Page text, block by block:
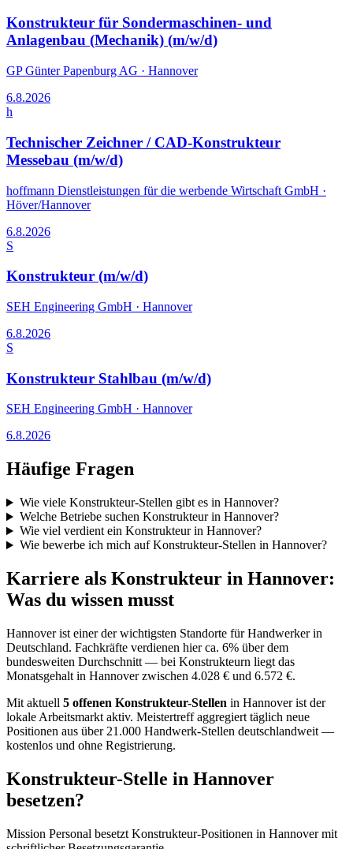
Konstrukteur für Sondermaschinen- und
Anlagenbau (Mechanik) (m/w/d)
GP Günter Papenburg AG · Hannover
6.8.2026
h
Technischer Zeichner / CAD-Konstrukteur
Messebau (m/w/d)
hoffmann Dienstleistungen für die werbende Wirtschaft GmbH ·
Höver/Hannover
6.8.2026
S
Konstrukteur (m/w/d)
SEH Engineering GmbH · Hannover
6.8.2026
S
Konstrukteur Stahlbau (m/w/d)
SEH Engineering GmbH · Hannover
6.8.2026
Häufige Fragen
Wie viele Konstrukteur-Stellen gibt es in Hannover?
Welche Betriebe suchen Konstrukteur in Hannover?
Wie viel verdient ein Konstrukteur in Hannover?
Wie bewerbe ich mich auf Konstrukteur-Stellen in Hannover?
Karriere als Konstrukteur in Hannover:
Was du wissen musst
Hannoverist einer der wichtigsten Standorte für Handwerker in
Deutschland. Fachkräfte verdienen hier ca. 6% über dem
bundesweiten Durchschnitt — bei Konstrukteurn liegt das
Monatsgehalt in Hannover zwischen 4.028 € und 6.572 €.
Mit aktuell 5 offenen Konstrukteur-Stellen in Hannoverist der
lokale Arbeitsmarkt aktiv. Meistertreff aggregiert täglich neue
Positionen aus über 21.000 Handwerk-Stellen deutschlandweit —
kostenlos und ohne Registrierung.
Konstrukteur-Stelle in Hannover
besetzen?
Mission Personal besetzt Konstrukteur-Positionen in Hannovermit